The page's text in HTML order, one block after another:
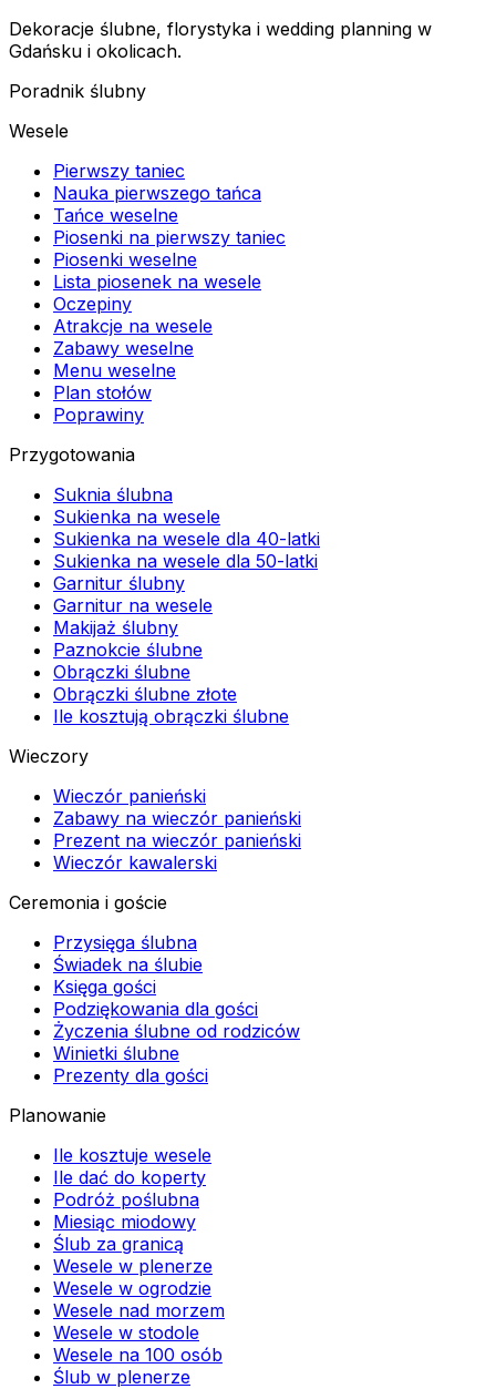
Dekoracje ślubne, florystyka i wedding planning w
Gdańsku i okolicach.
Poradnik ślubny
Wesele
Pierwszy taniec
Nauka pierwszego tańca
Tańce weselne
Piosenki na pierwszy taniec
Piosenki weselne
Lista piosenek na wesele
Oczepiny
Atrakcje na wesele
Zabawy weselne
Menu weselne
Plan stołów
Poprawiny
Przygotowania
Suknia ślubna
Sukienka na wesele
Sukienka na wesele dla 40-latki
Sukienka na wesele dla 50-latki
Garnitur ślubny
Garnitur na wesele
Makijaż ślubny
Paznokcie ślubne
Obrączki ślubne
Obrączki ślubne złote
Ile kosztują obrączki ślubne
Wieczory
Wieczór panieński
Zabawy na wieczór panieński
Prezent na wieczór panieński
Wieczór kawalerski
Ceremonia i goście
Przysięga ślubna
Świadek na ślubie
Księga gości
Podziękowania dla gości
Życzenia ślubne od rodziców
Winietki ślubne
Prezenty dla gości
Planowanie
Ile kosztuje wesele
Ile dać do koperty
Podróż poślubna
Miesiąc miodowy
Ślub za granicą
Wesele w plenerze
Wesele w ogrodzie
Wesele nad morzem
Wesele w stodole
Wesele na 100 osób
Ślub w plenerze